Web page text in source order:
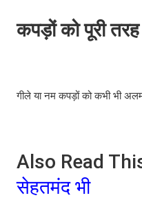
कपड़ों को पूरी
गीले या नम कपड़ों को कभी भी
Also Read
सेहतमंद भी